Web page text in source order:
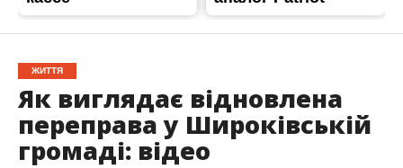
ЖИТТЯ
Як виглядає відновлена
переправа у Широківській
громаді: відео